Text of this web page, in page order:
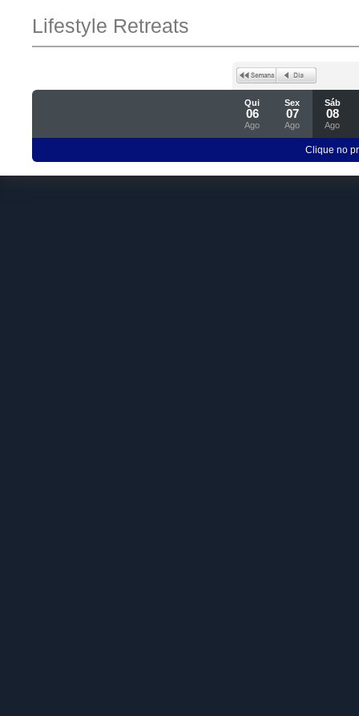
Lifestyle Retreats
Qui
06
Ago
Sex
07
Ago
Sáb
08
Ago
Clique no